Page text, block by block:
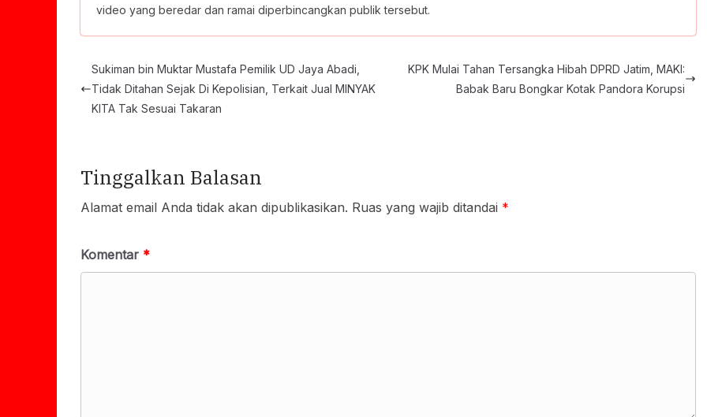
video yang beredar dan ramai diperbincangkan publik tersebut.
Sukiman bin Muktar Mustafa Pemilik UD Jaya Abadi,
Tidak Ditahan Sejak Di Kepolisian, Terkait Jual MINYAK
KITA Tak Sesuai Takaran
KPK Mulai Tahan Tersangka Hibah DPRD Jatim, MAKI:
Babak Baru Bongkar Kotak Pandora Korupsi
Tinggalkan Balasan
Alamat email Anda tidak akan dipublikasikan. Ruas yang wajib ditandai *
Komentar *